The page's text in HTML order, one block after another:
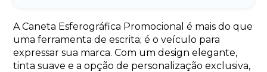
A Caneta Esferográfica Promocional é mais do que
uma ferramenta de escrita; é o veículo para
expressar sua marca. Com um design elegante,
tinta suave e a opção de personalização exclusiva,